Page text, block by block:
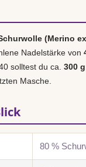
(Merino
Nadelstärke von
solltest du ca. 300 g
Masche.
80 %